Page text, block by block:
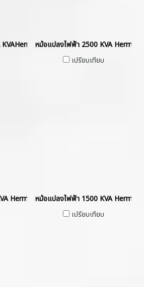
Sealed without Gas
หม้อแปลงไฟฟ้า 2500 KVA
เปรียบเทียบ
Hermetically Sealed without Gas
หม้อแปลงไฟฟ้า 1500 KVA
เปรียบเทียบ